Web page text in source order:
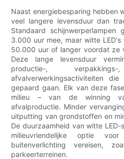
Naast energiebesparing hebben
veel langere levensduur dan
Standaard
3.000 uur mee, maar witte
50.000 uur of langer voordat ze
Deze lange levensduur
productie-,
afvalverwerkingsactiviteiten
gepaard gaan. Elk van deze
milieu – van de winning
afvalproductie. Minder
uitputting van grondstoffen en
De duurzaamheid van witte
milieuvriendelijke optie
buitenverlichting vereisen,
parkeerterreinen.